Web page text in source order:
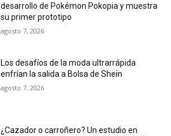
desarrollo de Pokémon Pokopia y muestra
su primer prototipo
agosto 7, 2026
Los desafíos de la moda ultrarrápida
enfrían la salida a Bolsa de Shein
agosto 7, 2026
¿Cazador o carroñero? Un estudio en